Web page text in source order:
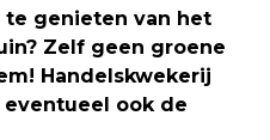
te genieten van het
Zelf geen groene
Handelskwekerij
ook de